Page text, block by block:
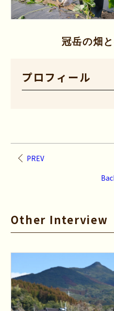
冠岳の畑
プロフィール
PREV
Other Interview